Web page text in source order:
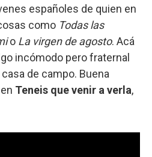
españoles de quien en
como Todas las
o La virgen de agosto. Acá
incómodo pero fraternal
de campo. Buena
Teneis que venir a verla,